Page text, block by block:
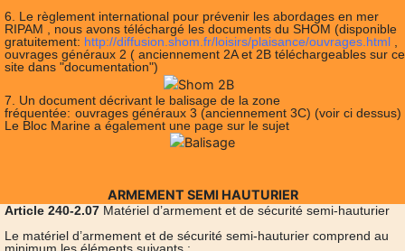
6. Le règlement international pour prévenir les abordages en mer
RIPAM , nous avons téléchargé les documents du SHOM (disponible
gratuitement: http://diffusion.shom.fr/loisirs/plaisance/ouvrages.html
ouvrages généraux 2 ( anciennement 2A et 2B téléchargeables sur ce
site dans "documentation")
7. Un document décrivant le balisage de la zone
fréquentée: ouvrages généraux 3 (anciennement 3C) (voir ci dessus)
Le Bloc Marine a également une page sur le sujet
ARMEMENT SEMI HAUTURIER
Article 240-2.07 Matériel d’armement et de sécurité semi-hauturier
Le matériel d’armement et de sécurité semi-hauturier comprend au